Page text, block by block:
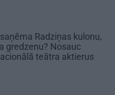
Radziņas kulonu,
gredzenu? Nosauc
teātra aktierus